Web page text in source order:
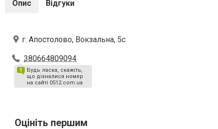
Опис Відгуки
г. Апостолово, Вокзальна, 5с
380664809094
Будь ласка, скажіть,
що дізналися номер
на сайті 0512.com.ua
Оцініть першим